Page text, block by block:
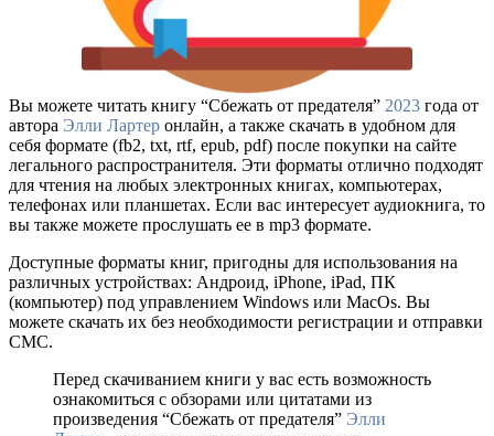
Вы можете читать книгу “Сбежать от предателя” 2023 года от
автора Элли Лартер онлайн, а также скачать в удобном для
себя формате (fb2, txt, rtf, epub, pdf) после покупки на сайте
легального распространителя. Эти форматы отлично подходят
для чтения на любых электронных книгах, компьютерах,
телефонах или планшетах. Если вас интересует аудиокнига, то
вы также можете прослушать ее в mp3 формате.
Доступные форматы книг, пригодны для использования на
различных устройствах: Андроид, iPhone, iPad, ПК
(компьютер) под управлением Windows или MacOs. Вы
можете скачать их без необходимости регистрации и отправки
СМС.
Перед скачиванием книги у вас есть возможность
ознакомиться с обзорами или цитатами из
произведения “Сбежать от предателя” Элли